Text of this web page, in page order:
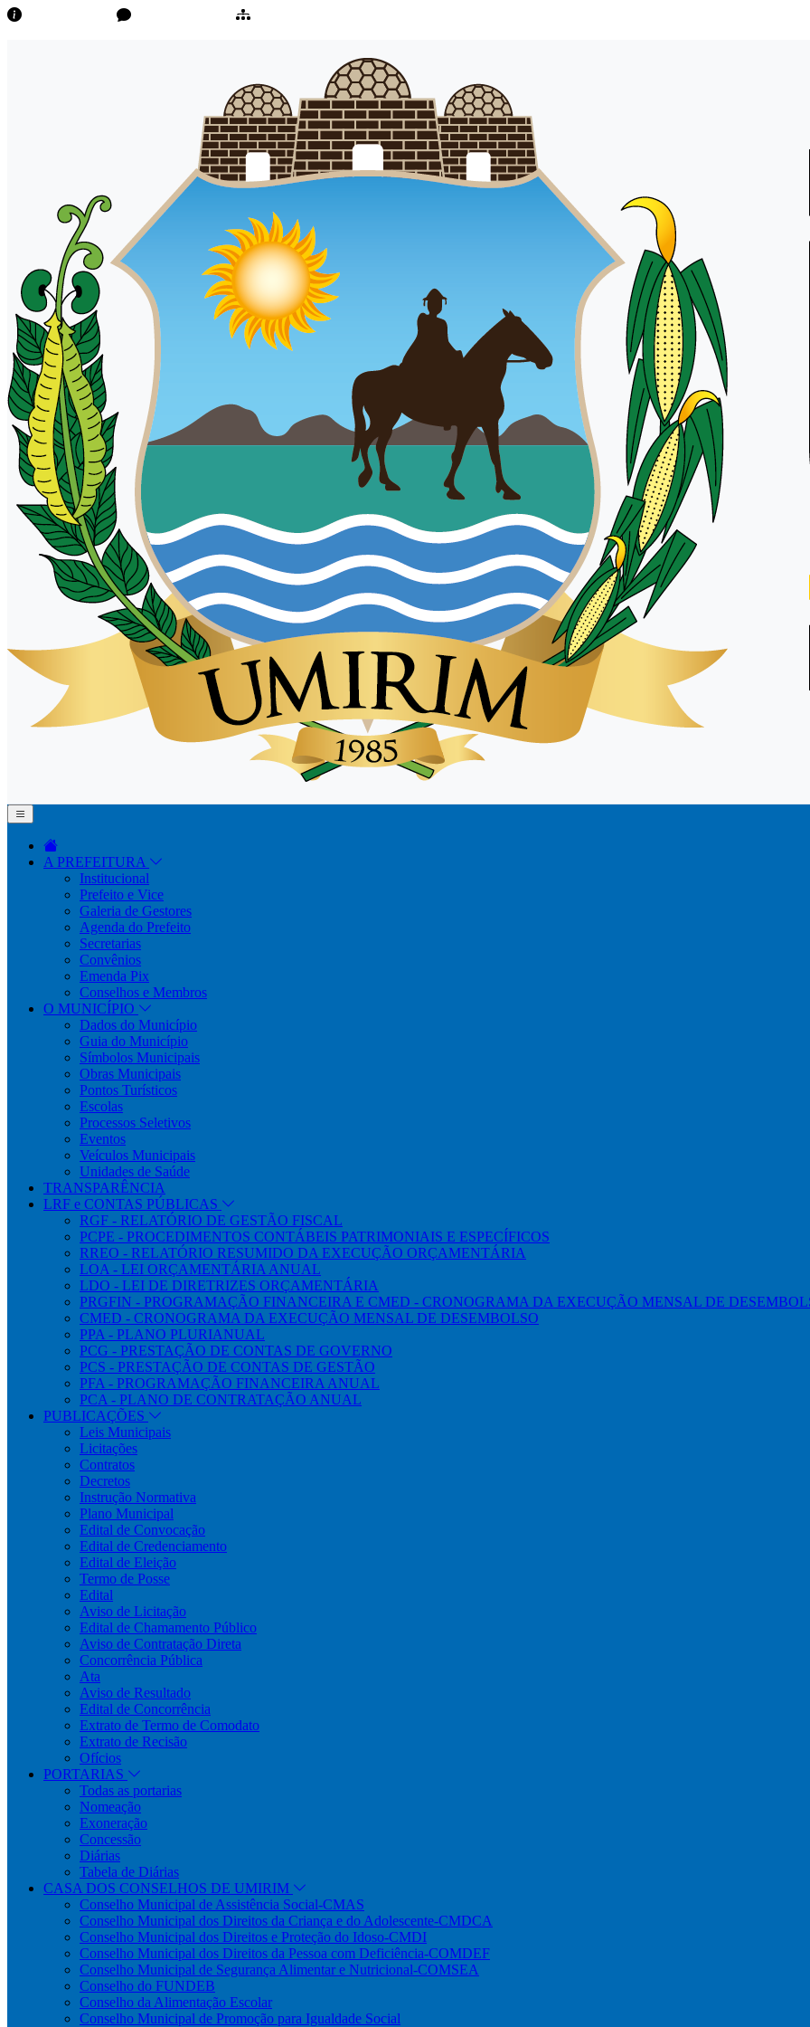
A PREFEITURA
Institucional
Prefeito e Vice
Galeria de Gestores
Agenda do Prefeito
Secretarias
Convênios
Emenda Pix
Conselhos e Membros
O MUNICÍPIO
Dados do Município
Guia do Município
Símbolos Municipais
Obras Municipais
Pontos Turísticos
Escolas
Processos Seletivos
Eventos
Veículos Municipais
Unidades de Saúde
TRANSPARÊNCIA
LRF e CONTAS PÚBLICAS
RGF - RELATÓRIO DE GESTÃO FISCAL
PCPE - PROCEDIMENTOS CONTÁBEIS PATRIMONIAIS E ESPECÍFICOS
RREO - RELATÓRIO RESUMIDO DA EXECUÇÃO ORÇAMENTÁRIA
LOA - LEI ORÇAMENTÁRIA ANUAL
LDO - LEI DE DIRETRIZES ORÇAMENTÁRIA
PRGFIN - PROGRAMAÇÃO FINANCEIRA E CMED - CRONOGRAMA DA EXECUÇÃO MENSAL DE
CMED - CRONOGRAMA DA EXECUÇÃO MENSAL DE DESEMBOLSO
PPA - PLANO PLURIANUAL
PCG - PRESTAÇÃO DE CONTAS DE GOVERNO
PCS - PRESTAÇÃO DE CONTAS DE GESTÃO
PFA - PROGRAMAÇÃO FINANCEIRA ANUAL
PCA - PLANO DE CONTRATAÇÃO ANUAL
PUBLICAÇÕES
Leis Municipais
Licitações
Contratos
Decretos
Instrução Normativa
Plano Municipal
Edital de Convocação
Edital de Credenciamento
Edital de Eleição
Termo de Posse
Edital
Aviso de Licitação
Edital de Chamamento Público
Aviso de Contratação Direta
Concorrência Pública
Ata
Aviso de Resultado
Edital de Concorrência
Extrato de Termo de Comodato
Extrato de Recisão
Ofícios
PORTARIAS
Todas as portarias
Nomeação
Exoneração
Concessão
Diárias
Tabela de Diárias
CASA DOS CONSELHOS DE UMIRIM
Conselho Municipal de Assistência Social-CMAS
Conselho Municipal dos Direitos da Criança e do Adolescente-CMDCA
Conselho Municipal dos Direitos e Proteção do Idoso-CMDI
Conselho Municipal dos Direitos da Pessoa com Deficiência-COMDEF
Conselho Municipal de Segurança Alimentar e Nutricional-COMSEA
Conselho do FUNDEB
Conselho da Alimentação Escolar
Conselho Municipal de Promoção para Igualdade Social